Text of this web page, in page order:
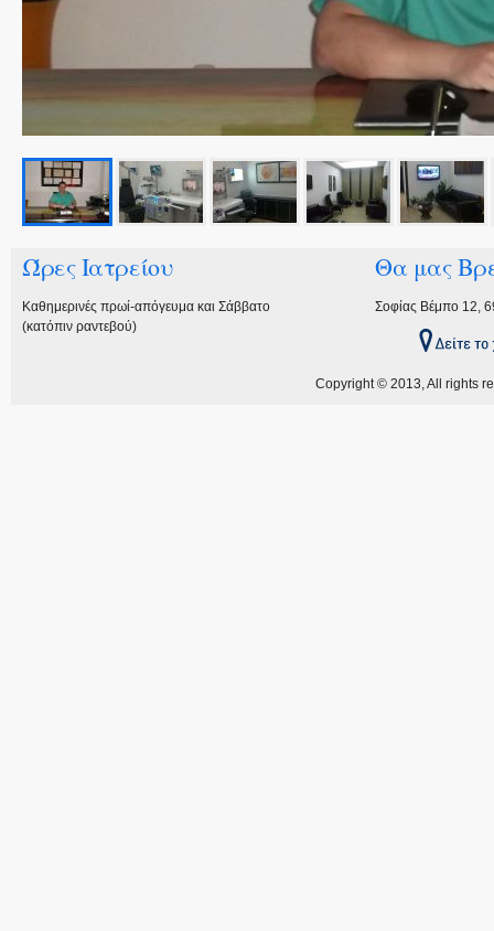
Ώρες Ιατρείου
Καθημερινές πρωί-απόγευμα και Σάββατο
(κατόπιν ραντεβού)
Θα μας
Σοφίας Βέμπο 12,
Copyright © 2013, All rights